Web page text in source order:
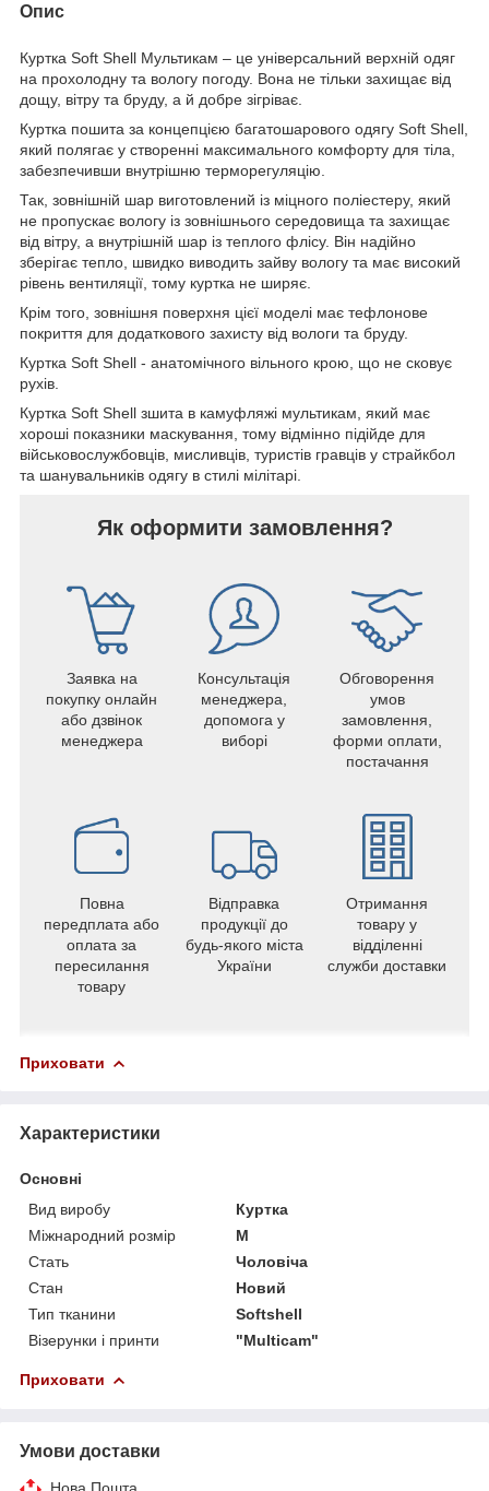
Опис
Куртка Soft Shell Мультикам – це універсальний верхній одяг
на прохолодну та вологу погоду. Вона не тільки захищає від
дощу, вітру та бруду, а й добре зігріває.
Куртка пошита за концепцією багатошарового одягу Soft Shell,
який полягає у створенні максимального комфорту для тіла,
забезпечивши внутрішню терморегуляцію.
Так, зовнішній шар виготовлений із міцного поліестеру, який
не пропускає вологу із зовнішнього середовища та захищає
від вітру, а внутрішній шар із теплого флісу. Він надійно
зберігає тепло, швидко виводить зайву вологу та має високий
рівень вентиляції, тому куртка не ширяє.
Крім того, зовнішня поверхня цієї моделі має тефлонове
покриття для додаткового захисту від вологи та бруду.
Куртка Soft Shell - анатомічного вільного крою, що не сковує
рухів.
Куртка Soft Shell зшита в камуфляжі мультикам, який має
хороші показники маскування, тому відмінно підійде для
військовослужбовців, мисливців, туристів гравців у страйкбол
та шанувальників одягу в стилі мілітарі.
Як оформити замовлення?
Заявка на
покупку онлайн
або дзвінок
менеджера
Консультація
менеджера,
допомога у
виборі
Обговорення
умов
замовлення,
форми оплати,
постачання
Повна
передплата або
оплата за
пересилання
товару
Відправка
продукції до
будь-якого міста
України
Отримання
товару у
відділенні
служби доставки
Приховати
Характеристики
Основні
Вид виробу
Куртка
Міжнародний розмір
M
Стать
Чоловіча
Стан
Новий
Тип тканини
Softshell
Візерунки і принти
"Multicam"
Приховати
Умови доставки
Нова Пошта